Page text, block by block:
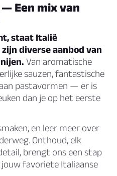
Een mix van
staat Italië
diverse aanbod van
Van aromatische
sauzen, fantastische
pastavormen — er is
dan je op het eerste
en leer meer over
Onthoud, elk
brengt ons een stap
favoriete Italiaanse